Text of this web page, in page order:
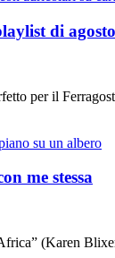
di agosto
per il
me stessa
(Karen